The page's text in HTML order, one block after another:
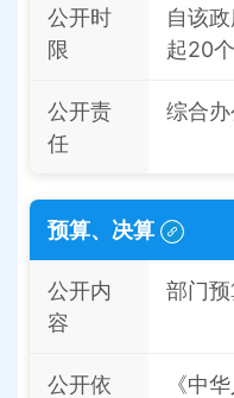
公开时
限
自该
起20
公开责
任
综合
预算、决算
公开内
容
部门
公开依
《中